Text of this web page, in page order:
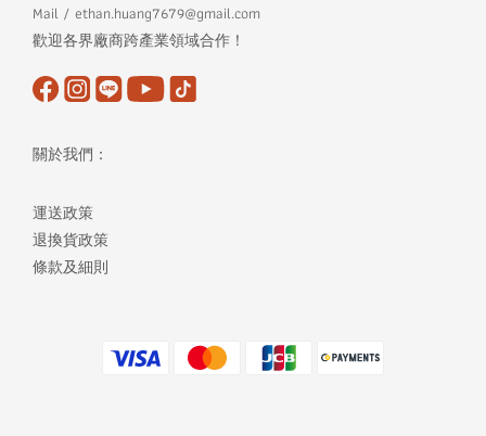
Mail / ethan.huang7679@gmail.com
歡迎各界廠商跨產業領域合作！
關於我們：
運送政策
退換貨政策
條款及細則